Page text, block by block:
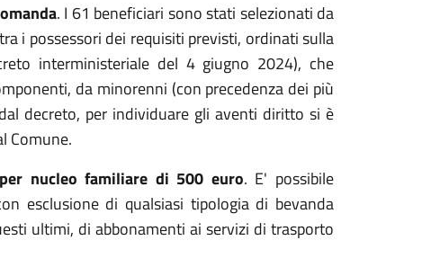
. I 61 beneficiari sono stati selezionati da
i possessori dei requisiti previsti, ordinati sulla
interministeriale del 4 giugno 2024), che
da minorenni (con precedenza dei più
decreto, per individuare gli aventi diritto si è
Comune.
nucleo familiare di 500 euro. E' possibile
esclusione di qualsiasi tipologia di bevanda
ultimi, di abbonamenti ai servizi di trasporto